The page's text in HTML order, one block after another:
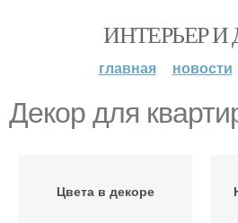
ИНТЕРЬЕР И
главная новости
Декор для
Цвета в декоре